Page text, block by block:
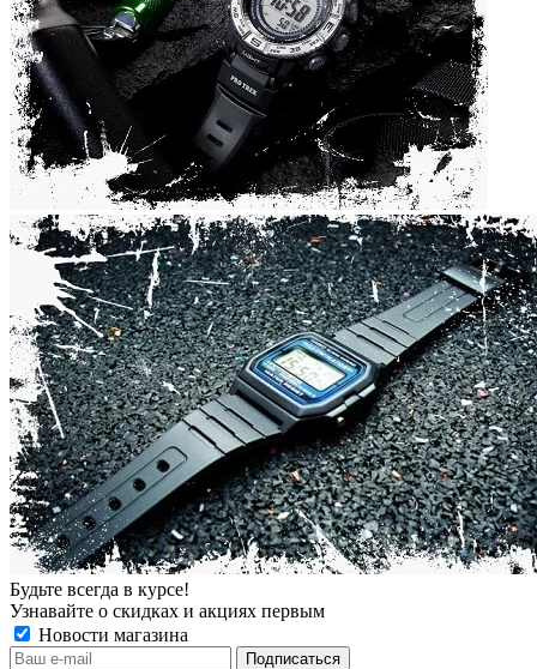
Будьте всегда в курсе!
Узнавайте о скидках и акциях первым
Новости магазина